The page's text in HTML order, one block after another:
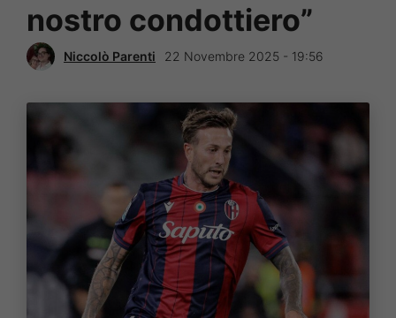
nostro condottiero”
Niccolò Parenti 22 Novembre 2025 - 19:56